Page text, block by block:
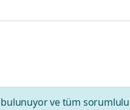
ve tüm